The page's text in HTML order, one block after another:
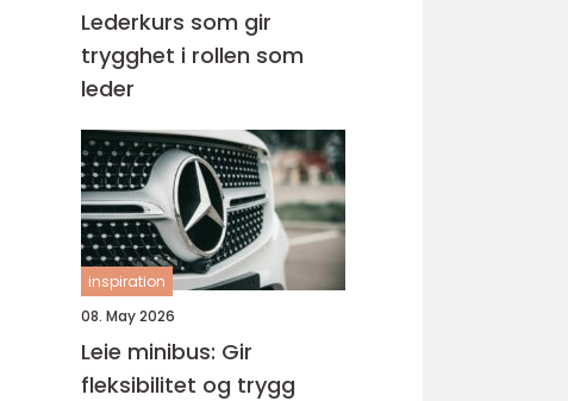
Lederkurs som gir
trygghet i rollen som
leder
inspiration
08. May 2026
Leie minibus: Gir
fleksibilitet og trygg